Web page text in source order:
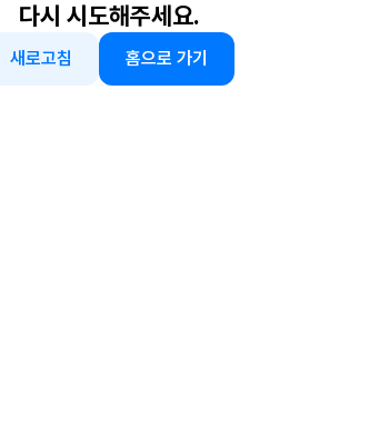
다시 시도해주세요.
새로고침 홈으로 가기